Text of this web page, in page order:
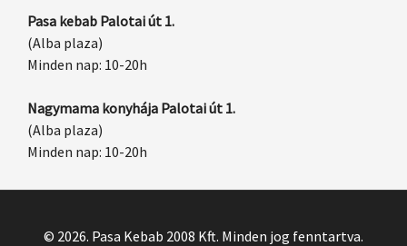
Pasa kebab Palotai út 1.
(Alba plaza)
Minden nap: 10-20h
Nagymama konyhája Palotai út 1.
(Alba plaza)
Minden nap: 10-20h
© 2026. Pasa Kebab 2008 Kft. Minden jog fenntartva.